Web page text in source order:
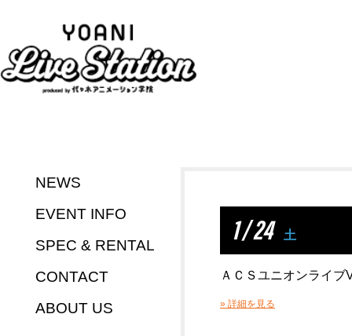
NEWS
EVENT INFO
SPEC & RENTAL
CONTACT
ABOUT US
1 / 24 土
ＡＣＳユニオンライブ
» 詳細を見る